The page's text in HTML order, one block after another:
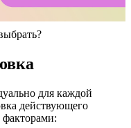
для каждой
действующего